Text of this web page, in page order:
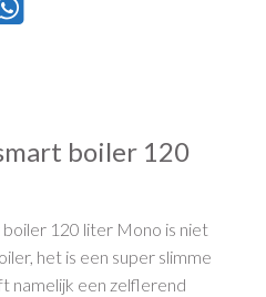
boiler 120
120 liter Mono is niet
het is een super slimme
namelijk een zelflerend